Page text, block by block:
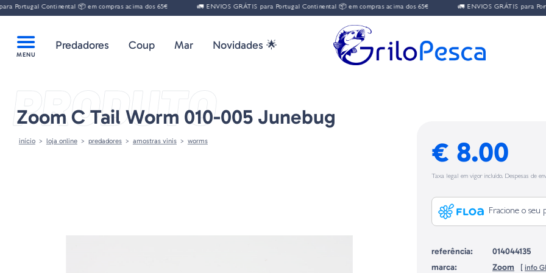
Continental 📦 em compras acima dos 65€ 🚛 ENVIOS GRÁTIS para Portugal Continental 📦 em compras acima dos 65€ 🚛 ENVIOS GRÁTIS para Portugal
Predadores Coup Mar Novidades 🌟
PRODUTO
Zoom C Tail Worm 010-005 Junebug
início loja online predadores amostras vinis worms € 8.00
Taxa legal em vigor incluído. Despesas de
Fracione o
referência:
014044135
marca:
Zoom [ info